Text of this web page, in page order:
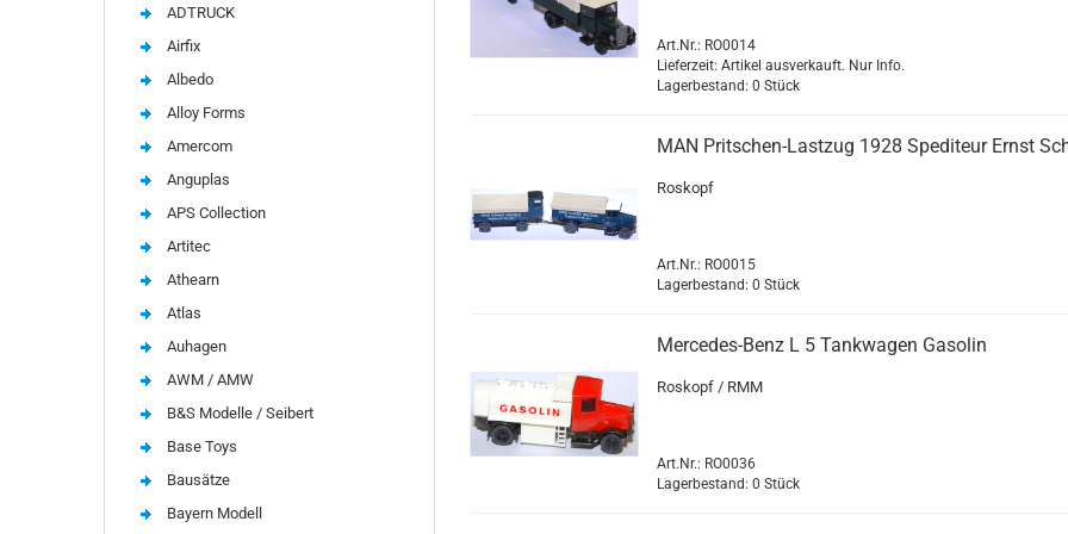
Art.Nr.: RO0014
Lieferzeit: Artikel ausverkauft. Nur Info.
Lagerbestand: 0 Stück
MAN Pritschen-​​Last­zug 1928 Spe­di­teur Ernst
Ro­skopf
Art.Nr.: RO0015
Lagerbestand: 0 Stück
Mercedes-​​Benz L 5 Tank­wa­gen Ga­so­lin
Ro­skopf / RMM
Art.Nr.: RO0036
Lagerbestand: 0 Stück
ADTRUCK
Airfix
Albedo
Alloy Forms
Amercom
Anguplas
APS Collection
Artitec
Athearn
Atlas
Auhagen
AWM / AMW
B&S Modelle / Seibert
Base Toys
Bausätze
Bayern Modell